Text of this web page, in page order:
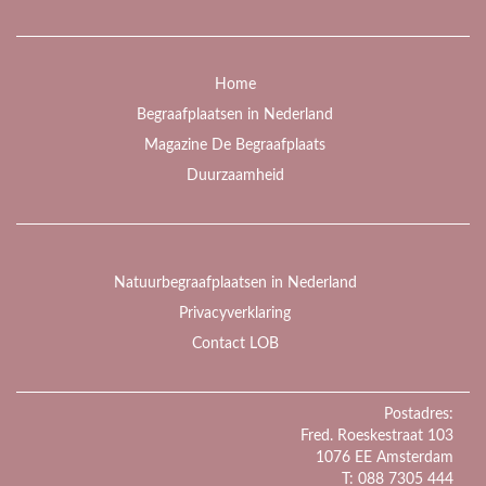
Home
Begraafplaatsen in Nederland
Magazine De Begraafplaats
Duurzaamheid
Natuurbegraafplaatsen in Nederland
Privacyverklaring
Contact LOB
Postadres:
Fred. Roeskestraat 103
1076 EE Amsterdam
T: 088 7305 444